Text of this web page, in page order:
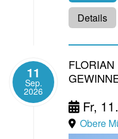
Details
11
Sep.
2026
Fr,
Obere